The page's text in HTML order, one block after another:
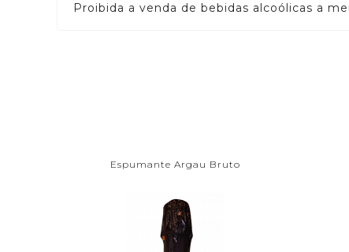
Proibida a venda de bebidas alcoólicas a
Espumante Argau Bruto